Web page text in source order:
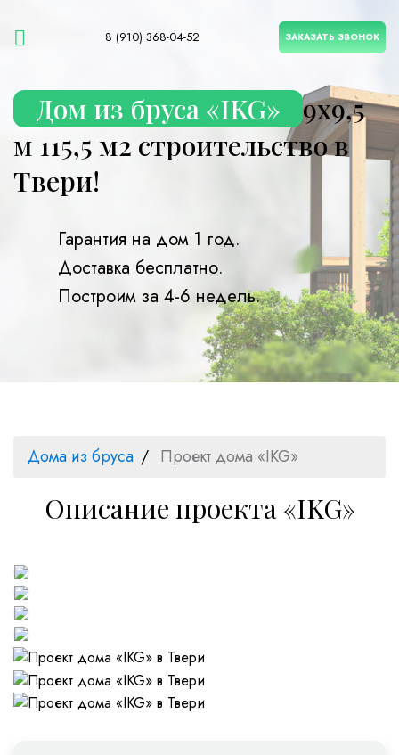
8 (910) 368-04-52 ЗАКАЗАТЬ ЗВОНОК
Дом из бруса «IKG»
9х9,5
м 115,5 м2 строительство в
Твери!
Гарантия на дом 1 год.
Доставка бесплатно.
Построим за 4-6 недель.
Дома из бруса Проект дома «IKG»
Описание проекта «IKG»